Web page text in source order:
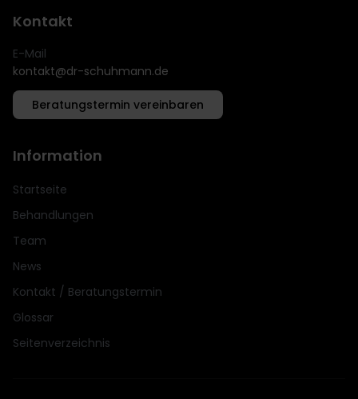
Kontakt
E-Mail
kontakt@dr-schuhmann.de
Beratungstermin vereinbaren
Information
Startseite
Behandlungen
Team
News
Kontakt / Beratungstermin
Glossar
Seitenverzeichnis